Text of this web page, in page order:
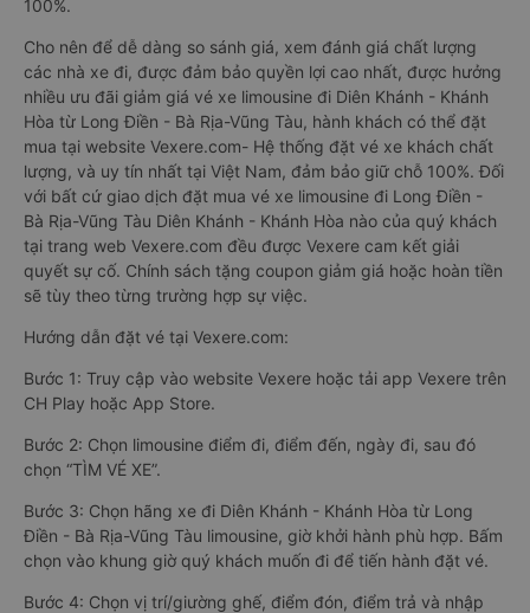
100%.
Cho nên để dễ dàng so sánh giá, xem đánh giá chất lượng
các nhà xe đi, được đảm bảo quyền lợi cao nhất, được hưởng
nhiều ưu đãi giảm giá vé xe limousine đi Diên Khánh - Khánh
Hòa từ Long Điền - Bà Rịa-Vũng Tàu, hành khách có thể đặt
mua tại website Vexere.com- Hệ thống đặt vé xe khách chất
lượng, và uy tín nhất tại Việt Nam, đảm bảo giữ chỗ 100%. Đối
với bất cứ giao dịch đặt mua vé xe limousine đi Long Điền -
Bà Rịa-Vũng Tàu Diên Khánh - Khánh Hòa nào của quý khách
tại trang web Vexere.com đều được Vexere cam kết giải
quyết sự cố. Chính sách tặng coupon giảm giá hoặc hoàn tiền
sẽ tùy theo từng trường hợp sự việc.
Hướng dẫn đặt vé tại Vexere.com:
Bước 1: Truy cập vào website Vexere hoặc tải app Vexere trên
CH Play hoặc App Store.
Bước 2: Chọn limousine điểm đi, điểm đến, ngày đi, sau đó
chọn “TÌM VÉ XE”.
Bước 3: Chọn hãng xe đi Diên Khánh - Khánh Hòa từ Long
Điền - Bà Rịa-Vũng Tàu limousine, giờ khởi hành phù hợp. Bấm
chọn vào khung giờ quý khách muốn đi để tiến hành đặt vé.
Bước 4: Chọn vị trí/giường ghế, điểm đón, điểm trả và nhập